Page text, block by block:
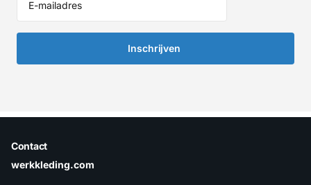
Inschrijven
Contact
werkkleding.com